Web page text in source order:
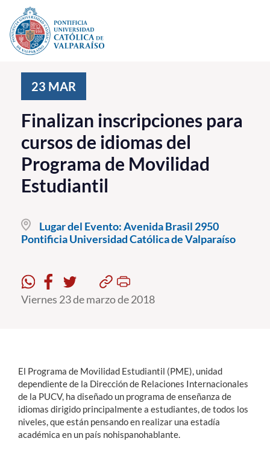
Click acá para ir directamente al contenido
Investigación, Creación e Innovación
PUCV Internacional
Vinculación con el Medio
Admisión
Pregrado
Postgrado
Estudiantes
Alumni
English
23 MAR
Finalizan inscripciones para
cursos de idiomas del
Programa de Movilidad
Estudiantil
Lugar del Evento:Avenida Brasil 2950
Pontificia Universidad Católica de Valparaíso
Viernes 23 de marzo de 2018
El Programa de Movilidad Estudiantil (PME), unidad
dependiente de la Dirección de Relaciones Internacionales
de la PUCV, ha diseñado un programa de enseñanza de
idiomas dirigido principalmente a estudiantes, de todos los
niveles, que están pensando en realizar una estadía
académica en un país nohispanohablante.